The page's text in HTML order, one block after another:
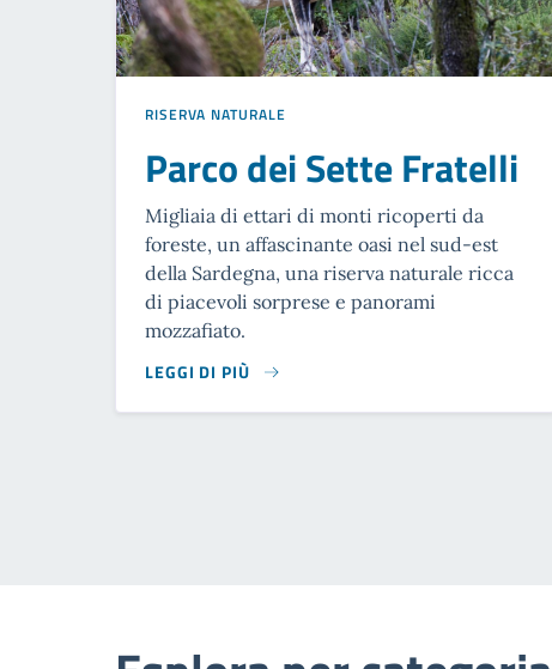
RISERVA NATURALE
Parco dei Sette Fratelli
Migliaia di ettari di monti ricoperti da
foreste, un affascinante oasi nel sud-est
della Sardegna, una riserva naturale ricca
di piacevoli sorprese e panorami
mozzafiato.
LEGGI DI PIÙ
READ MORE